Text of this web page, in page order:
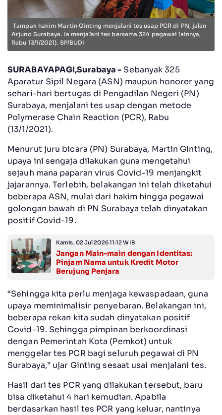
Tampak hakim Martin Ginting menjalani tes usap PCR di PN, jalan
Arjuno Surabaya. Ia menjalani tes bersama 324 pegawai lainnya,
Rabu 13/1/2021). SP/BUDI
SURABAYAPAGI,Surabaya - Sebanyak 325
Aparatur Sipil Negara (ASN) maupun honorer yang
sehari-hari bertugas di Pengadilan Negeri (PN)
Surabaya, menjalani tes usap dengan metode
Polymerase Chain Reaction (PCR), Rabu
(13/1/2021).
Menurut juru bicara (PN) Surabaya, Martin Ginting,
upaya ini sengaja dilakukan guna mengetahui
sejauh mana paparan virus Covid-19 menjangkit
jajarannya. Terlebih, belakangan ini telah diketahui
beberapa ASN, mulai dari hakim hingga pegawai
golongan bawah di PN Surabaya telah dinyatakan
positif Covid-19.
Kamis, 02 Jul 2026 11:12 WIB
Jangan Main-main dengan Identitas:
Pinjam Nama untuk Kredit Motor
Berujung Penjara
“Sehingga kita perlu menjaga kewaspadaan, guna
upaya meminimalisir penyebaran. Belakangan ini,
beberapa rekan kita sudah dinyatakan positif
Covid-19. Sehingga pimpinan berkoordinasi
dengan Pemerintah Kota (Pemkot) untuk
menggelar tes PCR bagi seluruh pegawai di PN
Surabaya,” ujar Ginting sesaat usai menjalani tes.
Hasil dari tes PCR yang dilakukan tersebut, baru
bisa diketahui 4 hari kemudian. Apabila
berdasarkan hasil tes PCR yang keluar, nantinya